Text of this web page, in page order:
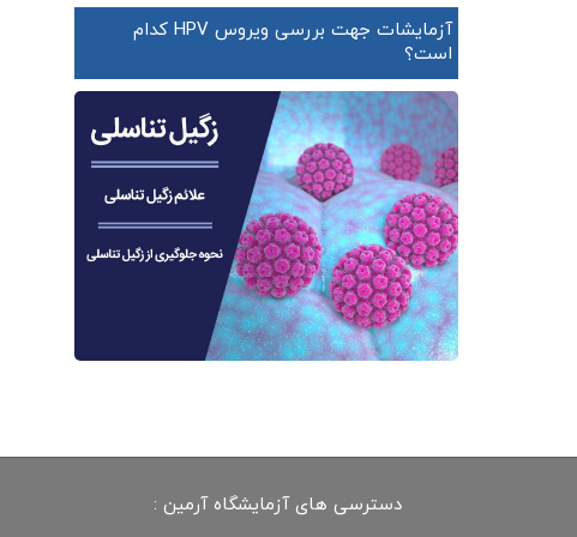
آزمایشات جهت بررسی ویروس HPV کدام
است؟
دسترسی های آزمایشگاه آرمین :